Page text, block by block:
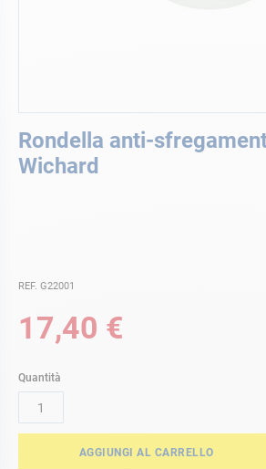
Rondella anti-
Wichard
REF. G22001
17,40 €
Quantità
AGGIUNGI AL CARRELLO
all'inizio
della
galleria